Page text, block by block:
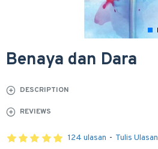
Benaya dan Dara
DESCRIPTION
REVIEWS
124 ulasan - Tulis Ulasan